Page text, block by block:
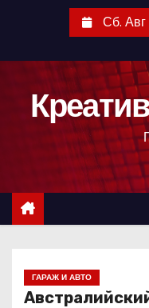
с
Сб.
ГАРАЖ И АВТО